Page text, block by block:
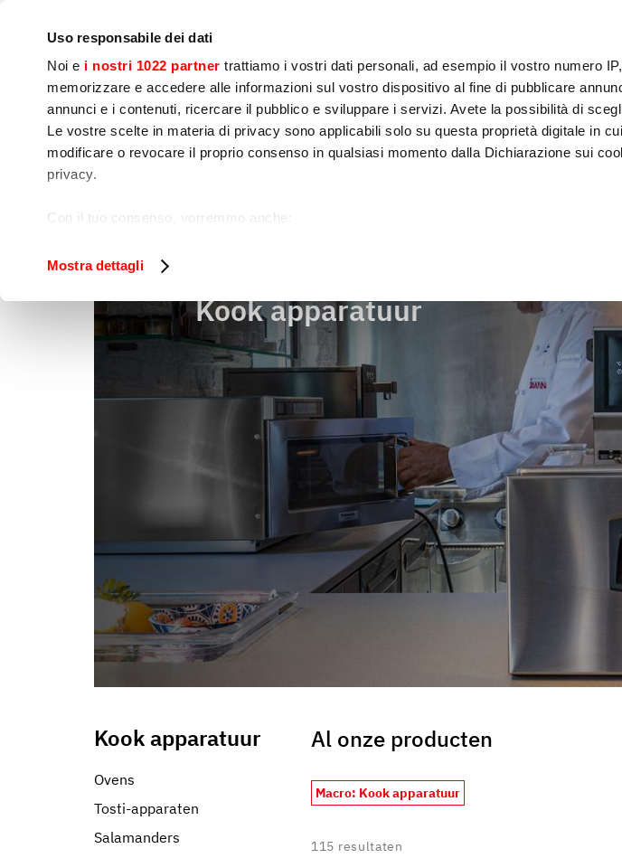
Uso responsabile dei dati
Noi e i nostri 1022 partner trattiamo i vostri dati personali, ad esempio il vostro numero
memorizzare e accedere alle informazioni sul vostro dispositivo al fine di pubblicare
annunci e i contenuti, ricercare il pubblico e sviluppare i servizi. Avete la possibilità di
Le vostre scelte in materia di privacy sono applicabili solo su questa proprietà digitale in
modificare o revocare il proprio consenso in qualsiasi momento dalla Dichiarazione sui
privacy.
Con il tuo consenso, vorremmo anche:
Identificare il tuo dispositivo, scansionandolo attivamente alla ricerca di
tuo consenso in qualsiasi momento dalla Dichiarazione sui cookie.
Utilizziamo i cookie per garantire che l’utente possa usufruire del servizio richiesto, per
funzionalità dei social media e per analizzare il nostro traffico. Condividiamo inoltre
sito con i nostri partner che si occupano di analisi dei dati web, pubblicità e social media, i
informazioni che ha fornito loro o che hanno raccolto dal suo utilizzo dei loro servizi.
Mostra dettagli
Kook
apparatuur
Voedselbereiding Snelkoeler
Presentatie en
Verkoop
Kook apparatuur
Kook apparatuur
Ovens
Tosti-apparaten
Salamanders
Al onze producten
Macro: Kook apparatuur
115 resultaten